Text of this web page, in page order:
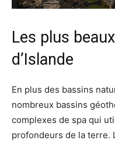
Les plus
d’Islande
En plus des bassins
nombreux bassins
complexes de spa qui
profondeurs de la terre.